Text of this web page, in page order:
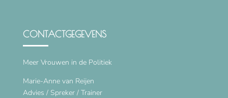
CONTACTGEGEVENS
Meer Vrouwen in de Politiek
Marie-Anne van Reijen
Advies / Spreker / Trainer